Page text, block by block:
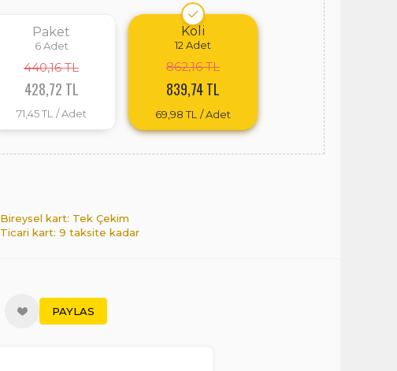
Paket
6 Adet
440,16 TL
428,72 TL
71,45 TL / Adet
Koli
12 Adet
862,16 TL
839,74 TL
69,98 TL / Adet
Bireysel kart: Tek Çekim
Ticari kart: 9 taksite kadar
PAYLAS